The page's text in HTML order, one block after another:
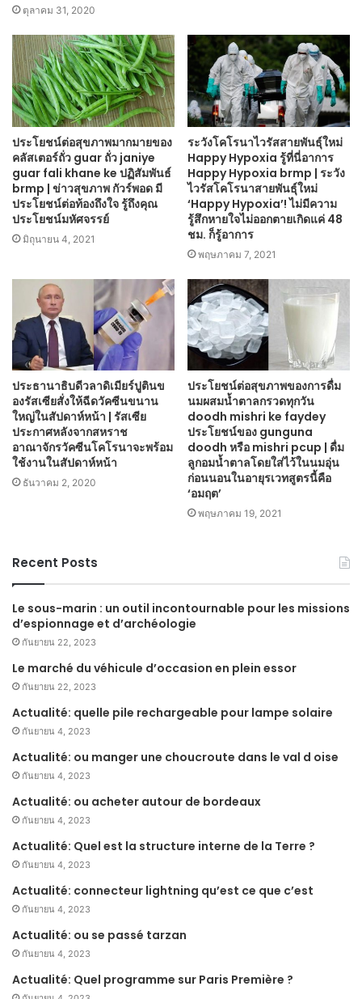
ตุลาคม 31, 2020
ประโยชน์ต่อสุขภาพมากมายของ
คลัสเตอร์ถั่ว guar ถั่ว janiye
guar fali khane ke ปฏิสัมพันธ์
brmp | ข่าวสุขภาพ กัวร์พอด มี
ประโยชน์ต่อท้องถึงใจ รู้ถึงคุณ
ประโยชน์มหัศจรรย์
มิถุนายน 4, 2021
ระวังโคโรนาไวรัสสายพันธุ์ใหม่
Happy Hypoxia รู้ที่นี่อาการ
Happy Hypoxia brmp | ระวัง
ไวรัสโคโรนาสายพันธุ์ใหม่
‘Happy Hypoxia’! ไม่มีความ
รู้สึกหายใจไม่ออกตายเกิดแค่ 48
ชม. ก็รู้อาการ
พฤษภาคม 7, 2021
ประธานาธิบดีวลาดิเมียร์ปูตินข
องรัสเซียสั่งให้ฉีดวัคซีนขนาน
ใหญ่ในสัปดาห์หน้า | รัสเซีย
ประกาศหลังจากสหราช
อาณาจักรวัคซีนโคโรนาจะพร้อม
ใช้งานในสัปดาห์หน้า
ธันวาคม 2, 2020
ประโยชน์ต่อสุขภาพของการดื่ม
นมผสมน้ำตาลกรวดทุกวัน
doodh mishri ke faydey
ประโยชน์ของ gunguna
doodh หรือ mishri pcup | ดื่ม
ลูกอมน้ำตาลโดยใส่ไว้ในนมอุ่น
ก่อนนอนในอายุรเวทสูตรนี้คือ
‘อมฤต’
พฤษภาคม 19, 2021
Recent Posts
Le sous-marin : un outil incontournable pour les missions
d’espionnage et d’archéologie
กันยายน 22, 2023
Le marché du véhicule d’occasion en plein essor
กันยายน 22, 2023
Actualité: quelle pile rechargeable pour lampe solaire
กันยายน 4, 2023
Actualité: ou manger une choucroute dans le val d oise
กันยายน 4, 2023
Actualité: ou acheter autour de bordeaux
กันยายน 4, 2023
Actualité: Quel est la structure interne de la Terre ?
กันยายน 4, 2023
Actualité: connecteur lightning qu’est ce que c’est
กันยายน 4, 2023
Actualité: ou se passé tarzan
กันยายน 4, 2023
Actualité: Quel programme sur Paris Première ?